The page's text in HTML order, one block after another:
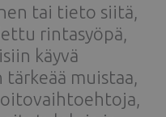
tai tieto siitä,
rintasyöpä,
käyvä
muistaa,